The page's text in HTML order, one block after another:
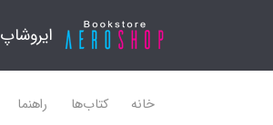
ایروشاپ
خانه کتاب‌ها راهنما